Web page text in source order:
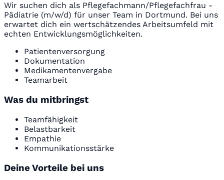
Wir suchen dich als Pflegefachmann/Pflegefachfrau -
Pädiatrie (m/w/d) für unser Team in Dortmund. Bei uns
erwartet dich ein wertschätzendes Arbeitsumfeld mit
echten Entwicklungsmöglichkeiten.
Patientenversorgung
Dokumentation
Medikamentenvergabe
Teamarbeit
Was du mitbringst
Teamfähigkeit
Belastbarkeit
Empathie
Kommunikationsstärke
Deine Vorteile bei uns